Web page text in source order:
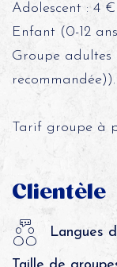
Adolescent : 4 €
Enfant (0-12
Groupe
recommandée)).
Tarif groupe à
Clientèle
Langues